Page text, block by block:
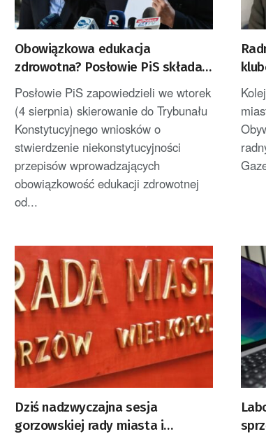
Obowiązkowa edukacja
zdrowotna? Posłowie PiS składają
wnioski do Trybunału
Konstytucyjnego
Posłowie PiS zapowiedzieli we wtorek
(4 sierpnia) skierowanie do Trybunału
Konstytucyjnego wniosków o
stwierdzenie niekonstytucyjności
przepisów wprowadzających
obowiązkowość edukacji zdrowotnej
od...
Dziś nadzwyczajna sesja
gorzowskiej rady miasta i